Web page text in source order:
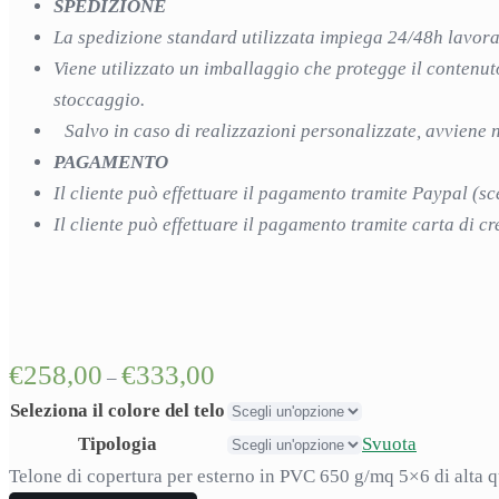
SPEDIZIONE
La spedizione standard utilizzata impiega 24/48h
Viene utilizzato un imballaggio che protegge il
stoccaggio.
Salvo in caso di realizzazioni personalizzate, avviene
PAGAMENTO
Il cliente può effettuare il pagamento tramite Paypal
Il cliente può effettuare il pagamento tramite carta di
€258,00 – €333,00
Seleziona il colore del telo
Tipologia
Svuota
Telone di copertura per esterno in PVC 650 g/mq 5×6 di alta